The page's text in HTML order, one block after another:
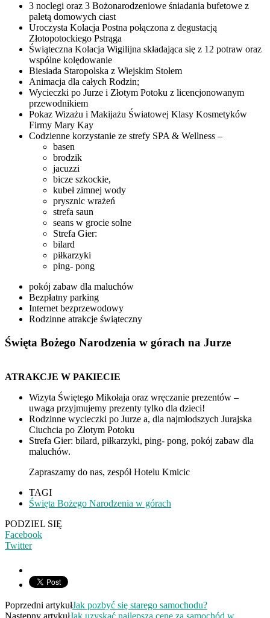
3 noclegi oraz 3 Bożonarodzeniowe śniadania bufetowe z
paletą domowych ciast
Uroczysta Kolacja Postna połączona z degustacją
Złotopotockiego Pstrąga
Świąteczna Kolacja Wigilijna składająca się z 12 potraw oraz
wspólne kolędowanie
Biesiada Staropolska z Wiejskim Stołem
Animacja dla całych Rodzin;
Wycieczki po Jurze i Złotym Potoku z licencjonowanym
przewodnikiem
Pokaz Wizażu i Makijażu Światowej Klasy Kosmetyków
Firmy Mary Kay
Codzienne korzystanie ze strefy SPA & Wellness –
basen
brodzik
jacuzzi
bicze szkockie,
kubeł zimnej wody
prysznic wrażeń
strefa saun
seans w grocie solne
Strefa Gier:
bilard
piłkarzyki
ping- pong
pokój zabaw dla maluchów
Bezpłatny parking
Internet bezprzewodowy
Rodzinne atrakcje świąteczny
Święta Bożego Narodzenia w górach na Jurze
ATRAKCJE W PAKIECIE
Wizyta Świętego Mikołaja oraz wręczanie prezentów –
uwaga przyjmujemy prezenty tylko dla dzieci!
Rodzinne wycieczki po Jurze a, dla najmłodszych Jurajska
Ciuchcia po Złotym Potoku
Strefa Gier: bilard, piłkarzyki, ping- pong, pokój zabaw dla
maluchów.
Zapraszamy do nas, zespół Hotelu Kmicic
TAGI
Święta Bożego Narodzenia w górach
PODZIEL SIĘ
Facebook
Twitter
Poprzedni artykułJak pozbyć się starego samochodu?
Następny artykułJak uzyskać najlepszą cenę za samochód w